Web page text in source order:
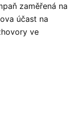
zaměřená na
účast na
ve